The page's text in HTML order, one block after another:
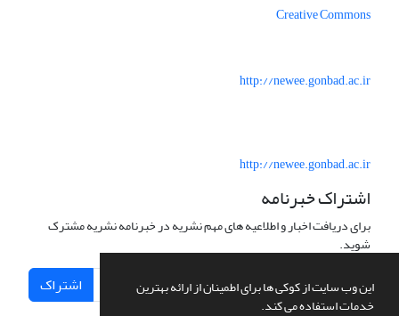
این وب سایت از کوکی ها برای اطمینان از ارائه بهترین
خدمات استفاده می کند.
Creative Commons
http://newee.gonbad.ac.ir
http://newee.gonbad.ac.ir
اشتراک خبرنامه
برای دریافت اخبار و اطلاعیه های مهم نشریه در خبرنامه نشریه مشترک
شوید.
اشتراک